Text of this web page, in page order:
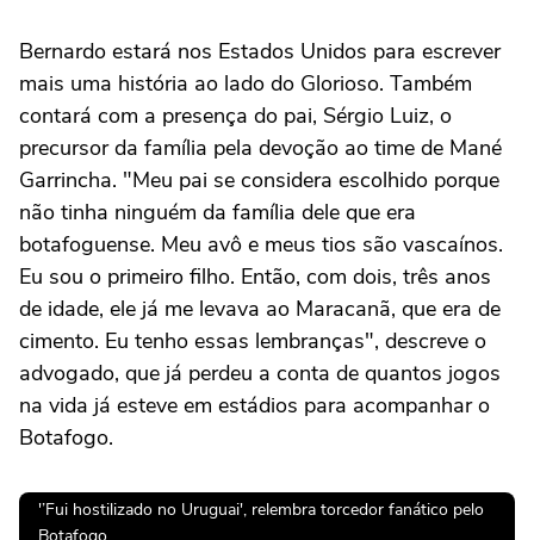
Bernardo estará nos Estados Unidos para escrever
mais uma história ao lado do Glorioso. Também
contará com a presença do pai, Sérgio Luiz, o
precursor da família pela devoção ao time de Mané
Garrincha. "Meu pai se considera escolhido porque
não tinha ninguém da família dele que era
botafoguense. Meu avô e meus tios são vascaínos.
Eu sou o primeiro filho. Então, com dois, três anos
de idade, ele já me levava ao Maracanã, que era de
cimento. Eu tenho essas lembranças", descreve o
advogado, que já perdeu a conta de quantos jogos
na vida já esteve em estádios para acompanhar o
Botafogo.
'’Fui hostilizado no Uruguai', relembra torcedor fanático pelo